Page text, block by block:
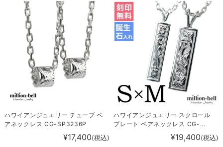
ハワイアンジュエリー チューブ ペ
アネックレス CG-SP3236P
¥17,400(税込)
ハワイアンジュエリー スクロール
プレート ペアネックレス CG-
¥19,400(税込)